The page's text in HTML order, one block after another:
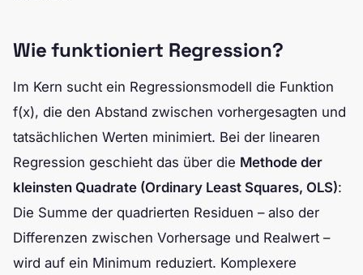
Wie funktioniert Regression?
Im Kern sucht ein Regressionsmodell die Funktion
f(x), die den Abstand zwischen vorhergesagten und
tatsächlichen Werten minimiert. Bei der linearen
Regression geschieht das über die Methode der
kleinsten Quadrate (Ordinary Least Squares, OLS):
Die Summe der quadrierten Residuen – also der
Differenzen zwischen Vorhersage und Realwert –
wird auf ein Minimum reduziert. Komplexere